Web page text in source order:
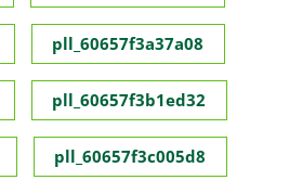
pll_60657f3a37a08
pll_60657f3b1ed32
pll_60657f3c005d8